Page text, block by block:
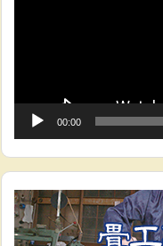
00:00